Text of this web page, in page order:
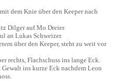
dem Knie über den Keeper nach
Dilger auf Mo Dreier.
an Lukas Schweizer.
über den Keeper, steht zu weit vor
rechts, Flachschuss ins lange Eck.
ins kurze Eck nachdem Leon